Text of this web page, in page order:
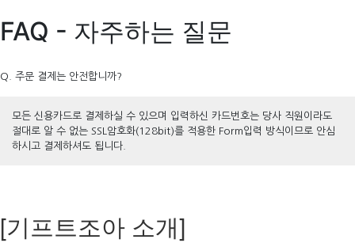
FAQ - 자주하는 질문
Q. 주문 결제는 안전합니까?
모든 신용카드로 결제하실 수 있으며 입력하신 카드번호는 당사 직원이라도
절대로 알 수 없는 SSL암호화(128bit)를 적용한 Form입력 방식이므로 안심
하시고 결제하셔도 됩니다.
[기프트조아 소개]